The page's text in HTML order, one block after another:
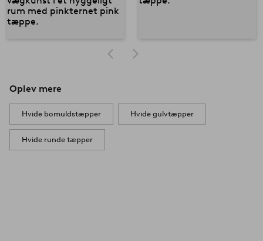
Oplev mere
Hvide bomuldstæpper Hvide gulvtæpper
Hvide runde tæpper